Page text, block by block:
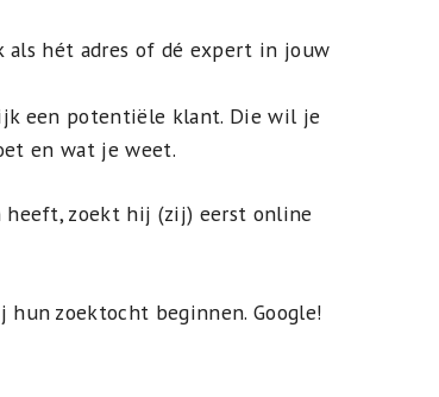
hét adres of dé expert in jouw
een potentiële klant. Die wil je
en wat je weet.
heeft, zoekt hij (zij) eerst online
hun zoektocht beginnen. Google!